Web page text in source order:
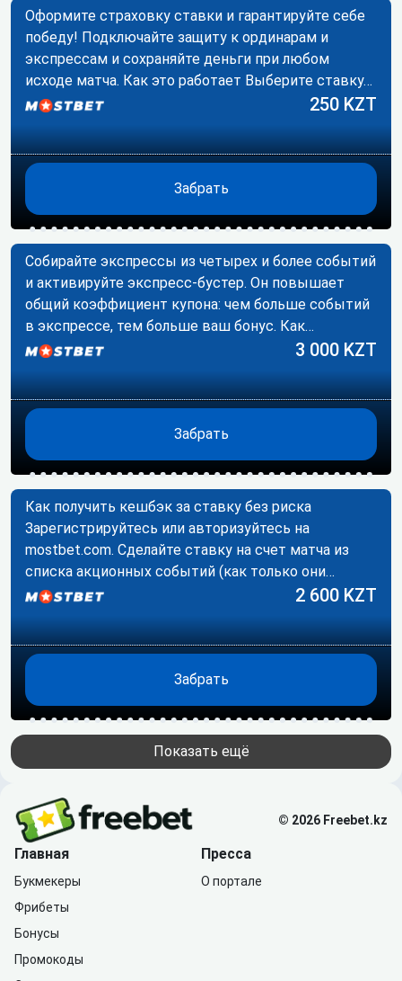
Оформите страховку ставки и гарантируйте себе
победу! Подключайте защиту к ординарам и
экспрессам и сохраняйте деньги при любом
исходе матча. Как это работает Выберите ставку…
250 KZT
Забрать
Собирайте экспрессы из четырех и более событий
и активируйте экспресс-бустер. Он повышает
общий коэффициент купона: чем больше событий
в экспрессе, тем больше ваш бонус. Как…
3 000 KZT
Забрать
Как получить кешбэк за ставку без риска
Зарегистрируйтесь или авторизуйтесь на
mostbet.com. Сделайте ставку на счет матча из
списка акционных событий (как только они
появятся).…
2 600 KZT
Забрать
Показать ещё
© 2026 Freebet.kz
Главная
Букмекеры
Фрибеты
Бонусы
Промокоды
Пресса
О портале